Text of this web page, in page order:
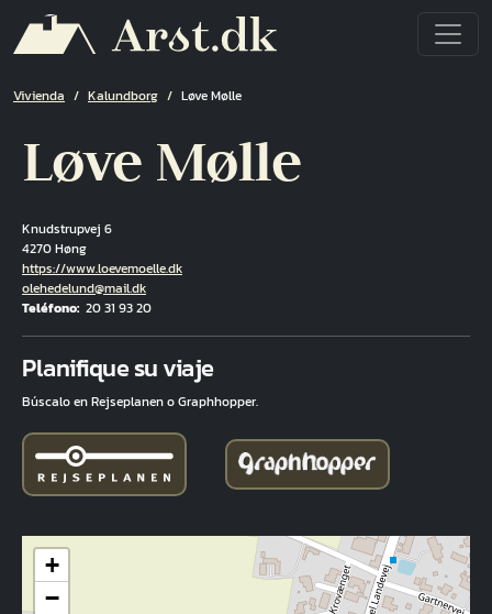
Ruta de navegación
Vivienda Kalundborg Løve Mølle
Løve Mølle
Knudstrupvej 6
4270 Høng
Hjemmeside
https://www.loevemoelle.dk
Correo electrónico
olehedelund@mail.dk
Teléfono 20 31 93 20
Planifique su viaje
Búscalo en Rejseplanen o Graphhopper.
+
−